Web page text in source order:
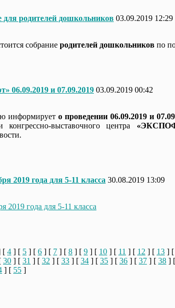
для родителей дошкольников 03.09.2019 12:29
собрание родителей дошкольников по
06.09.2019 и 07.09.2019 03.09.2019 00:42
информирует о проведении 06.09.2019 и
конгрессно-выставочного центра
2019 года для 5-11 класса 30.08.2019 13:09
2019 года для 5-11 класса
[ 4 ] [ 5 ] [ 6 ] [ 7 ] [ 8 ] [ 9 ] [ 10 ] [ 11 ] [ 12 ] [ 13 ] [
30 ] [ 31 ] [ 32 ] [ 33 ] [ 34 ] [ 35 ] [ 36 ] [ 37 ] [ 38 ] [
] [ 55 ]